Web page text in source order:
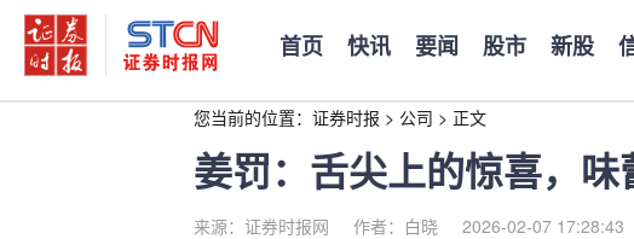
首页 快讯 要闻 股市 新股
您当前的位置： 证券时报 > 公司 > 正文
姜罚：舌尖上的惊喜，
来源：证券时报网 作者：白晓 2026-02-07 17:28:43